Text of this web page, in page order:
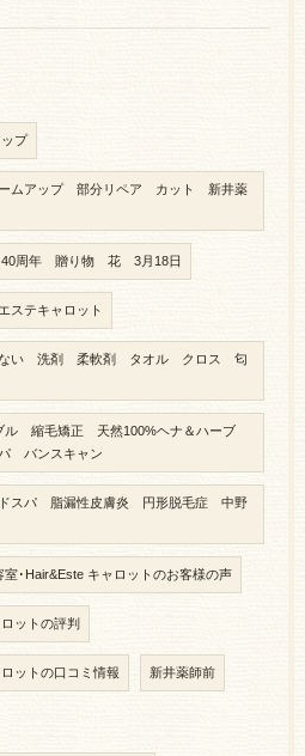
プ
ムアップ 部分リペア カット 新井薬
40周年 贈り物 花 3月18日
テキャロット
ない 洗剤 柔軟剤 タオル クロス 匂
ル 縮毛矯正 天然100%ヘナ＆ハーブ
バンスキャン
スパ 脂漏性皮膚炎 円形脱毛症 中野
室･Hair&Este キャロットのお客様の声
ットの評判
ットの口コミ情報 新井薬師前